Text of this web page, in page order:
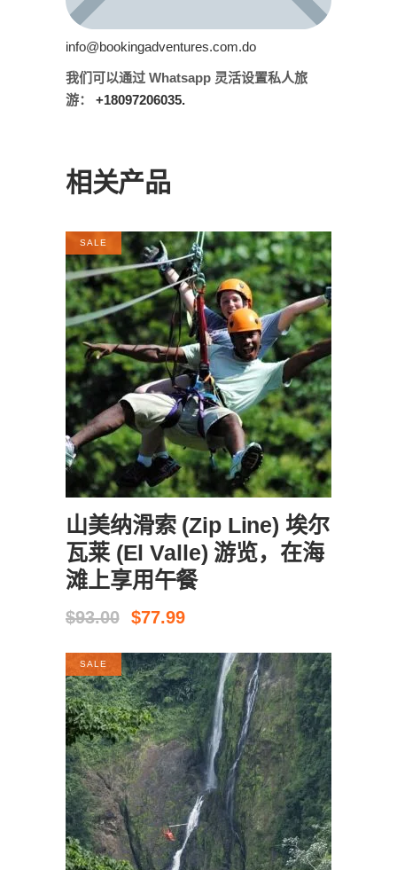
info@bookingadventures.com.do
我们可以通过 Whatsapp 灵活设置私人旅
游： +18097206035.
相关产品
SALE
现在预订
山美纳滑索 (Zip Line) 埃尔
瓦莱 (El Valle) 游览，在海
滩上享用午餐
$93.00
原
为：
$93.00。
$77.99当
价
格
为：
$77.99。
SALE